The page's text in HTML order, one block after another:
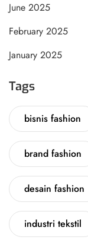
June 2025
February 2025
January 2025
Tags
bisnis fashion
brand fashion
desain fashion
industri tekstil